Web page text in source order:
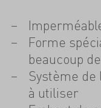
Forme
beaucoup
Système de
à utiliser